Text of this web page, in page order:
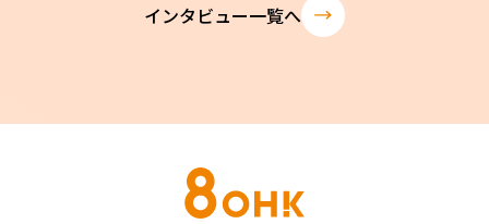
インタビュー一覧へ